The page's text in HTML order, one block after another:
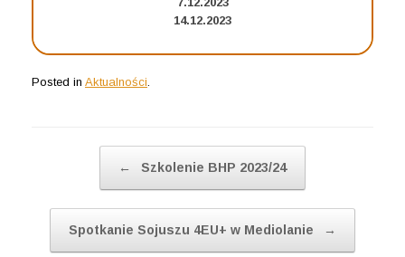
14.12.2023
Posted in Aktualności
← Szkolenie BHP 2023/24
Spotkanie Sojuszu 4EU+ w Mediolanie →